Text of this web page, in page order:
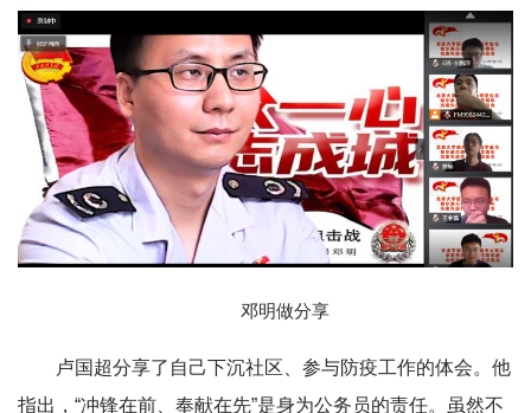
邓明做分享
卢国超分享了自己下沉社区、参与防疫工作的体会。他
指出，“冲锋在前、奉献在先”是身为公务员的责任。虽然不